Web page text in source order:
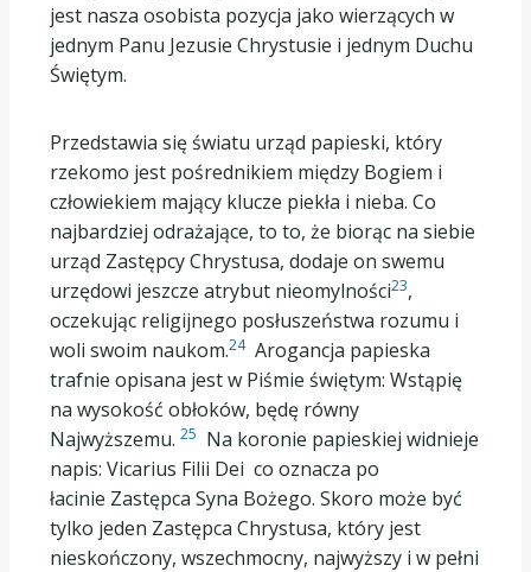
jest nasza osobista pozycja jako wierzących w
jednym Panu Jezusie Chrystusie i jednym Duchu
Świętym.
Przedstawia się światu urząd papieski, który
rzekomo jest pośrednikiem między Bogiem i
człowiekiem mający klucze piekła i nieba. Co
najbardziej odrażające, to to, że biorąc na siebie
urząd Zastępcy Chrystusa, dodaje on swemu
urzędowi jeszcze atrybut nieomylności23,
oczekując religijnego posłuszeństwa rozumu i
woli swoim naukom.24Arogancja papieska
trafnie opisana jest w Piśmie świętym: Wstąpię
na wysokość obłoków, będę równy
Najwyższemu. 25 Na koronie papieskiej widnieje
napis: Vicarius Filii Dei co oznacza po
łacinie Zastępca Syna Bożego. Skoro może być
tylko jeden Zastępca Chrystusa, który jest
nieskończony, wszechmocny, najwyższy i w pełni